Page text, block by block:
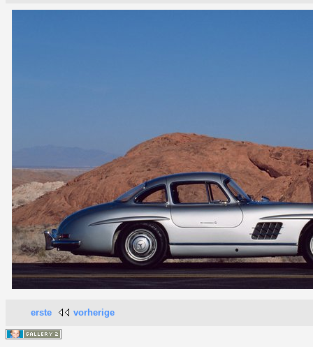
erste vorherige